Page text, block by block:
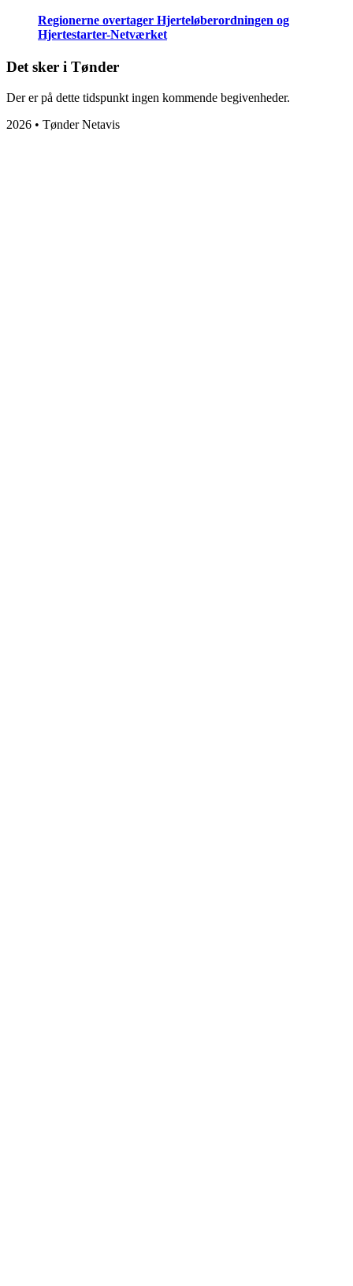
Regionerne overtager Hjerteløberordningen og
Hjertestarter-Netværket
Det sker i Tønder
Der er på dette tidspunkt ingen kommende begivenheder.
2026 • Tønder Netavis